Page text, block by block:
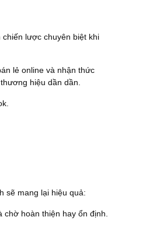
lược chuyên biệt khi
lẻ online và nhận thức
hiệu dần dần.
sẽ mang lại hiệu quả:
hoàn thiện hay ổn định.